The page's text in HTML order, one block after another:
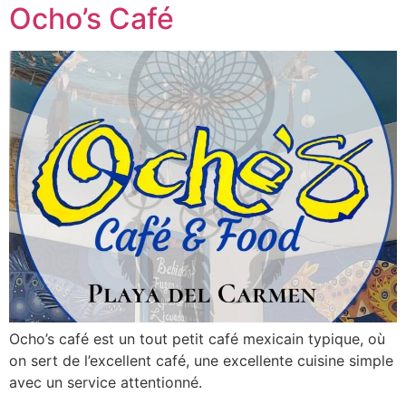
Ocho’s Café
Ocho’s café est un tout petit café mexicain typique, où
on sert de l’excellent café, une excellente cuisine simple
avec un service attentionné.